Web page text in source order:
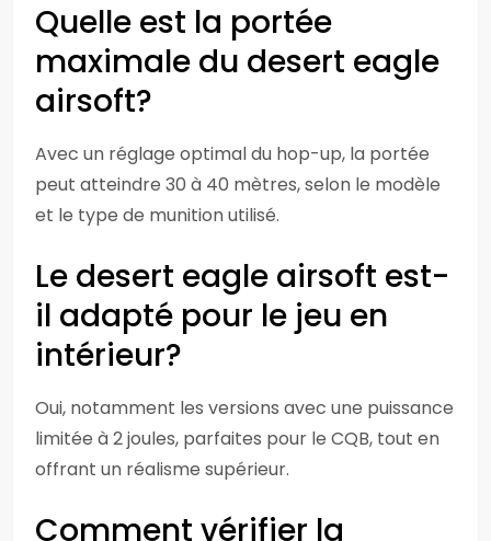
Quelle est la portée
maximale du desert eagle
airsoft?
Avec un réglage optimal du hop-up, la portée
peut atteindre 30 à 40 mètres, selon le modèle
et le type de munition utilisé.
Le desert eagle airsoft est-
il adapté pour le jeu en
intérieur?
Oui, notamment les versions avec une puissance
limitée à 2 joules, parfaites pour le CQB, tout en
offrant un réalisme supérieur.
Comment vérifier la